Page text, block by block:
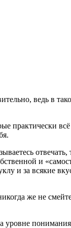
ведь в
практически
и
и за всякие
же не
уровне